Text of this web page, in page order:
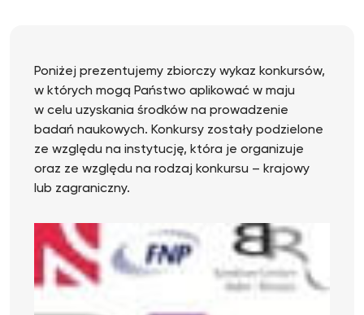
Poniżej prezentujemy zbiorczy wykaz konkursów,
w których mogą Państwo aplikować w maju
w celu uzyskania środków na prowadzenie
badań naukowych. Konkursy zostały podzielone
ze względu na instytucję, która je organizuje
oraz ze względu na rodzaj konkursu – krajowy
lub zagraniczny.